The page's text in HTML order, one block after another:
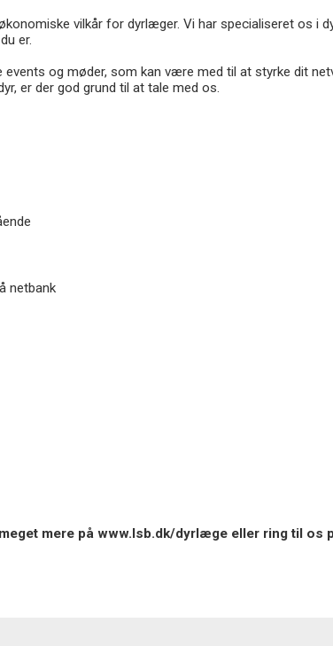
vilkår for dyrlæger. Vi har specialiseret os i
er.
events og møder, som kan være med til at styrke dit
er der god grund til at tale med os.
netbank
mere på www.lsb.dk/dyrlæge eller ring til os